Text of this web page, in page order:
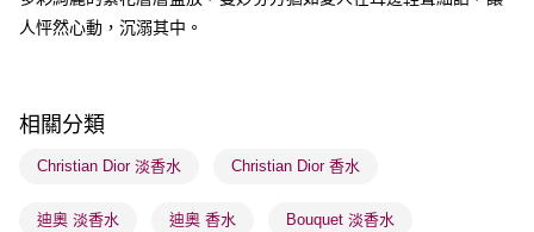
順豐自助櫃 - 確認發貨後1-3個工作天送達
順豐站及營業點 - 確認發貨後1-3個工作天送達
物流公司進行物流配送
人怦然心動，沉溺其中。
相關分類
Christian Dior 淡香水 Christian Dior 香水
迪奧 淡香水 迪奧 香水 Bouquet 淡香水